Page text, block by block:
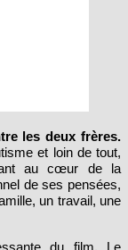
les deux frères.
et loin de tout,
au cœur de la
de ses pensées,
un travail, une